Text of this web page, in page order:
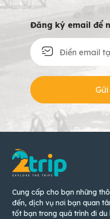
Đăng ký email để
Cung cấp cho bạn những
đến, dịch vụ nơi bạn quan
tốt bạn trong quá trình đi du